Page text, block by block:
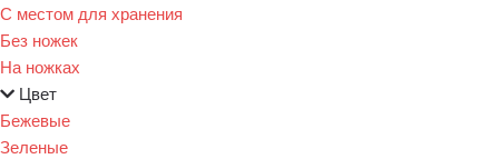
С местом для хранения
Без ножек
На ножках
Цвет
Бежевые
Зеленые